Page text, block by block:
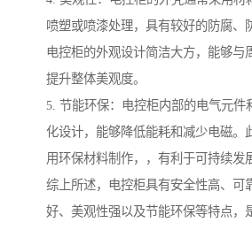
喷塑或喷漆处理，具有较好的防腐、
电控柜的外观设计简洁大方，能够与
提升整体美观度。
5. 节能环保：电控柜内部的电气元件
化设计，能够降低能耗和减少电磁。
用环保材料制作，，有利于可持续发
综上所述，电控柜具有安全性高、可
好、美观性强以及节能环保等特点，